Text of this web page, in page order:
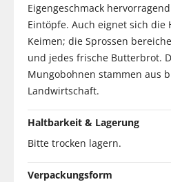
Eigengeschmack
Eintöpfe. Auch eignet sich die
Keimen; die Sprossen
und jedes frische Butterbrot.
Mungobohnen stammen aus
Landwirtschaft.
Haltbarkeit & Lagerung
Bitte trocken lagern.
Verpackungsform